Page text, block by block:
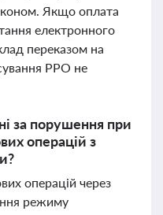
Якщо оплата
електронного
переказом на
РРО не
за порушення при
операцій з
операцій через
режиму